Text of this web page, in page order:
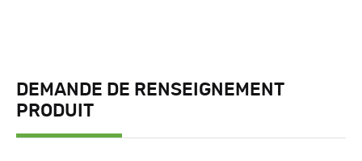
DEMANDE DE RENSEIGNEMENT
PRODUIT